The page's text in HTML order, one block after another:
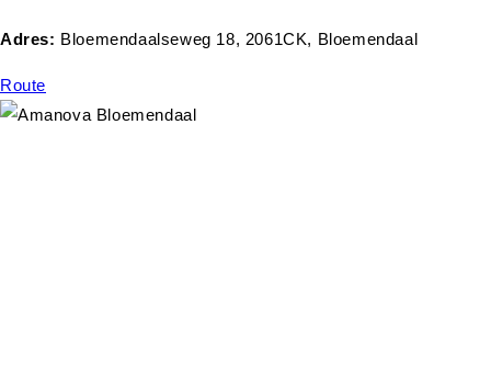
Adres: Bloemendaalseweg 18, 2061CK, Bloemendaal
Route